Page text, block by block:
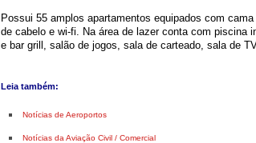
Possui 55 amplos apartamentos equipados com
de cabelo e wi-fi. Na área de lazer conta com piscina
e bar grill, salão de jogos, sala de carteado, sala de
Leia também:
Notícias de Aeroportos
Notícias da Aviação Civil / Comercial